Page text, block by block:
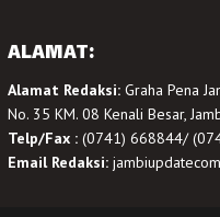
ALAMAT:
Alamat Redaksi:Graha Pena
No. 35 KM. 08 Kenali Besar,
Telp/Fax :(0741) 668844/
Email Redaksi: